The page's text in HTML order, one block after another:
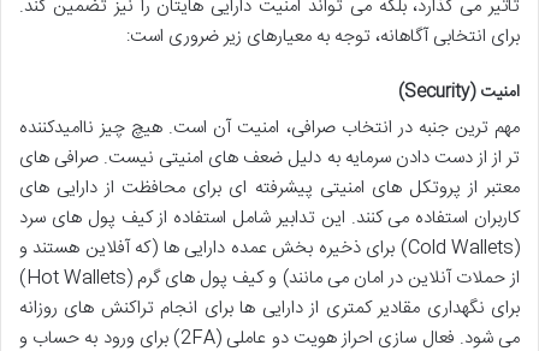
تأثیر می گذارد، بلکه می تواند امنیت دارایی هایتان را نیز تضمین کند.
برای انتخابی آگاهانه، توجه به معیارهای زیر ضروری است:
امنیت (Security)
مهم ترین جنبه در انتخاب صرافی، امنیت آن است. هیچ چیز ناامیدکننده
تر از از دست دادن سرمایه به دلیل ضعف های امنیتی نیست. صرافی های
معتبر از پروتکل های امنیتی پیشرفته ای برای محافظت از دارایی های
کاربران استفاده می کنند. این تدابیر شامل استفاده از کیف پول های سرد
(Cold Wallets) برای ذخیره بخش عمده دارایی ها (که آفلاین هستند و
از حملات آنلاین در امان می مانند) و کیف پول های گرم (Hot Wallets)
برای نگهداری مقادیر کمتری از دارایی ها برای انجام تراکنش های روزانه
می شود. فعال سازی احراز هویت دو عاملی (2FA) برای ورود به حساب و